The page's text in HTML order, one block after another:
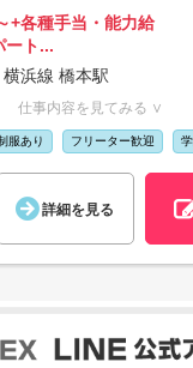
+各種手当・能力給
ート...
浜線 橋本駅
仕事内容を見てみる ∨
服あり フリーター歓迎
詳細を見る